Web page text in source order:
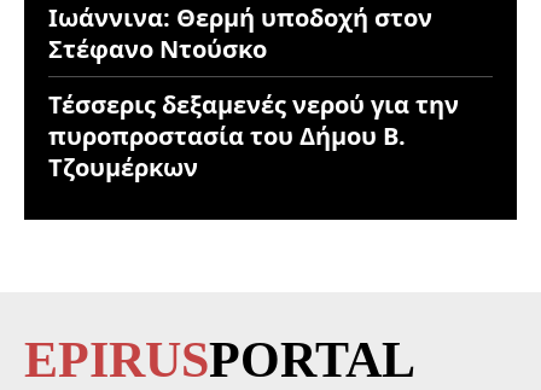
Ιωάννινα: Θερμή υποδοχή στον
Στέφανο Ντούσκο
Τέσσερις δεξαμενές νερού για την
πυροπροστασία του Δήμου Β.
Τζουμέρκων
EPIRUSPORTAL